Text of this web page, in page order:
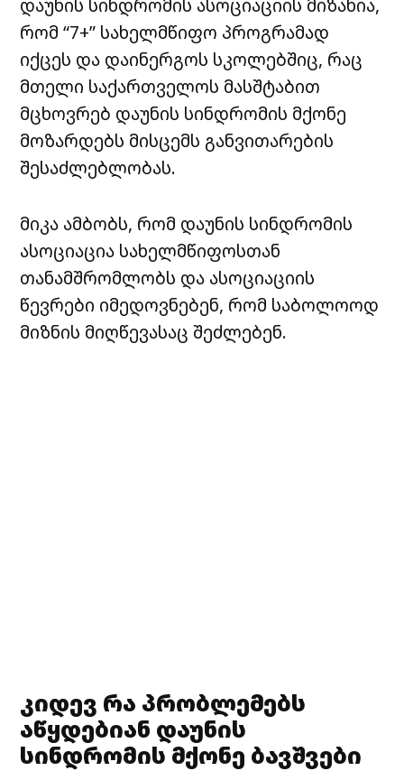
რომ “7+” სახელმწიფო პროგრამად
იქცეს და დაინერგოს სკოლებშიც, რაც
მთელი საქართველოს მასშტაბით
მცხოვრებ დაუნის სინდრომის მქონე
მოზარდებს მისცემს განვითარების
შესაძლებლობას.
მიკა ამბობს, რომ დაუნის სინდრომის
ასოციაცია სახელმწიფოსთან
თანამშრომლობს და ასოციაციის
წევრები იმედოვნებენ, რომ საბოლოოდ
მიზნის მიღწევასაც შეძლებენ.
კიდევ რა პრობლემებს
აწყდებიან დაუნის
სინდრომის მქონე ბავშვები